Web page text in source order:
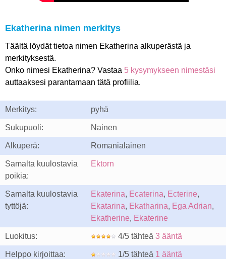
Ekatherina nimen merkitys
Täältä löydät tietoa nimen Ekatherina alkuperästä ja
merkityksestä.
Onko nimesi Ekatherina? Vastaa 5 kysymykseen nimestäsi
auttaaksesi parantamaan tätä profiilia.
Merkitys: pyhä
Sukupuoli: Nainen
Alkuperä: Romanialainen
Samalta kuulostavia
poikia:
Ektorn
Samalta kuulostavia
tyttöjä:
Ekaterina, Ecaterina, Ecterine,
Ekatarina, Ekatharina, Ega Adrian,
Ekatherine, Ekaterine
Luokitus: 4/5 tähteä 3 ääntä
Helppo kirjoittaa: 1/5 tähteä 1 ääntä